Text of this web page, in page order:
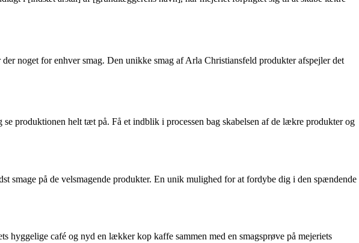
noget for enhver smag. Den unikke smag af Arla Christiansfeld produkter afspejler det
produktionen helt tæt på. Få et indblik i processen bag skabelsen af de lækre produkter og
smage på de velsmagende produkter. En unik mulighed for at fordybe dig i den spændende
hyggelige café og nyd en lækker kop kaffe sammen med en smagsprøve på mejeriets